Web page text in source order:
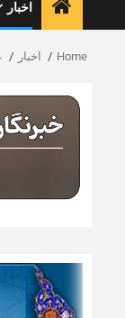
اخبار
Home اخبار